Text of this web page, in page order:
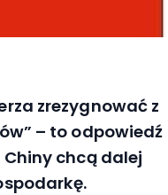
zrezygnować z
– to odpowiedź
chcą dalej